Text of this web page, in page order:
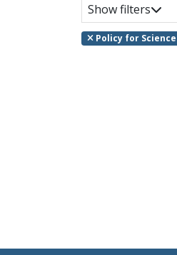
Show filters
Policy for Science